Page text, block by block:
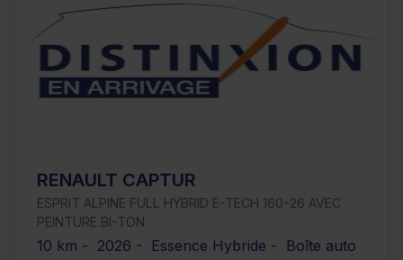
RENAULT CAPTUR
ESPRIT ALPINE FULL HYBRID E-TECH 160-26 AVEC
PEINTURE BI-TON
10 km - 2026 - Essence Hybride - Boîte auto